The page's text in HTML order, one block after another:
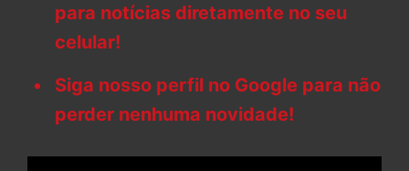
para notícias diretamente no seu
celular!
Siga nosso perfil no Google para não
perder nenhuma novidade!